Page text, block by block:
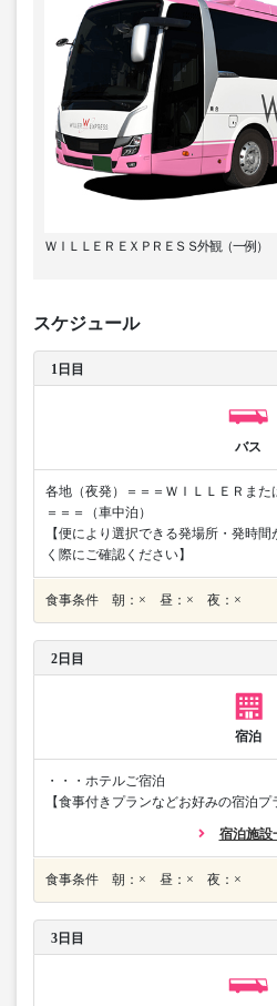
ＷＩＬＬＥＲ ＥＸＰＲＥＳＳ外観（一例）
スケジュール
1日目
バス
各地（夜発）＝＝＝ＷＩＬＬＥＲま
＝＝＝（車中泊）
【便により選択できる発場所・発時
く際にご確認ください】
食事条件 朝：× 昼：× 夜：×
2日目
宿泊
・・・ホテルご宿泊
【食事付きプランなどお好みの宿泊プ
宿泊施設
食事条件 朝：× 昼：× 夜：×
3日目